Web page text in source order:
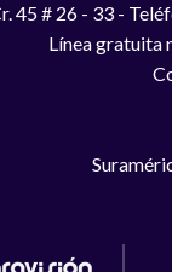
45 # 26 - 33 -
Línea gratuita